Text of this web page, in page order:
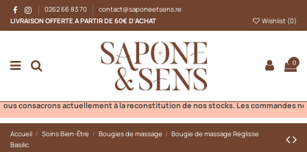
0262 66 83 70
contact@saponeetsens.re
LIVRAISON OFFERTE A PARTIR DE 60€ D'ACHAT
Wishlist (0)
0
consacrons actuellement à la reconstitution de nos stocks. Les commandes ne
Accueil Soins Bien-Être Bougies de massage
Bougie de massage Réglisse
Basilic